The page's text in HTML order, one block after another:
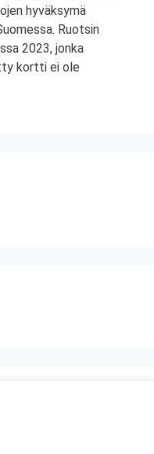
hyväksymä
Ruotsin
2023, jonka
kortti ei ole